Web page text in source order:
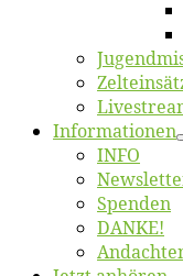
Informatio­nen
INFO
Spen­den
DANKE!